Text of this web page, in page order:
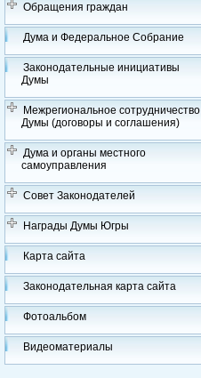
Обращения граждан
Дума и Федеральное Собрание
Законодательные инициативы
Думы
Межрегиональное сотрудничество
Думы (договоры и соглашения)
Дума и органы местного
самоуправления
Совет Законодателей
Награды Думы Югры
Карта сайта
Законодательная карта сайта
Фотоальбом
Видеоматериалы